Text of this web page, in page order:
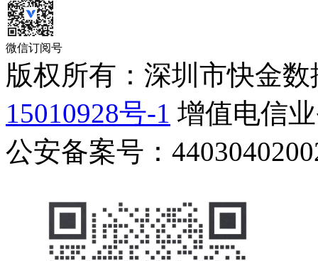
微信订阅号
版权所有：深圳市快金
15010928号-1 增值电信
公安备案号：